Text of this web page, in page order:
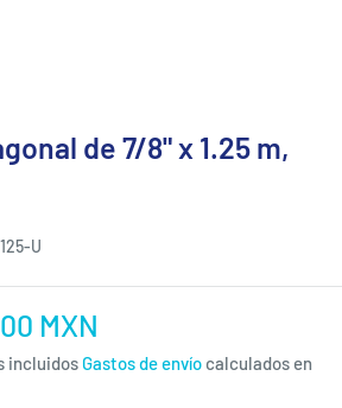
de 7/8" x 1.25 m,
U
MXN
incluidos Gastos de envío calculados en